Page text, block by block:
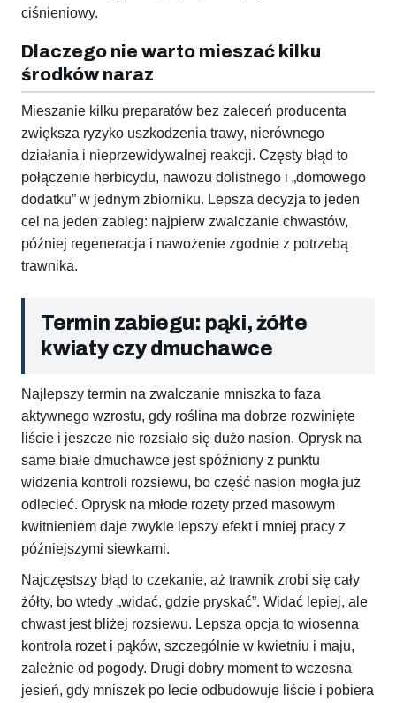
ciśnieniowy.
Dlaczego nie warto mieszać kilku
środków naraz
Mieszanie kilku preparatów bez zaleceń producenta
zwiększa ryzyko uszkodzenia trawy, nierównego
działania i nieprzewidywalnej reakcji. Częsty błąd to
połączenie herbicydu, nawozu dolistnego i „domowego
dodatku” w jednym zbiorniku. Lepsza decyzja to jeden
cel na jeden zabieg: najpierw zwalczanie chwastów,
później regeneracja i nawożenie zgodnie z potrzebą
trawnika.
Termin zabiegu: pąki, żółte
kwiaty czy dmuchawce
Najlepszy termin na zwalczanie mniszka to faza
aktywnego wzrostu, gdy roślina ma dobrze rozwinięte
liście i jeszcze nie rozsiało się dużo nasion. Oprysk na
same białe dmuchawce jest spóźniony z punktu
widzenia kontroli rozsiewu, bo część nasion mogła już
odlecieć. Oprysk na młode rozety przed masowym
kwitnieniem daje zwykle lepszy efekt i mniej pracy z
późniejszymi siewkami.
Najczęstszy błąd to czekanie, aż trawnik zrobi się cały
żółty, bo wtedy „widać, gdzie pryskać”. Widać lepiej, ale
chwast jest bliżej rozsiewu. Lepsza opcja to wiosenna
kontrola rozet i pąków, szczególnie w kwietniu i maju,
zależnie od pogody. Drugi dobry moment to wczesna
jesień, gdy mniszek po lecie odbudowuje liście i pobiera